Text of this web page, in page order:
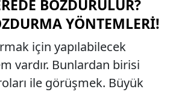
BOZDURULUR?
YÖNTEMLERI!
için yapılabilecek
vardır. Bunlardan birisi
ile görüşmek. Büyük